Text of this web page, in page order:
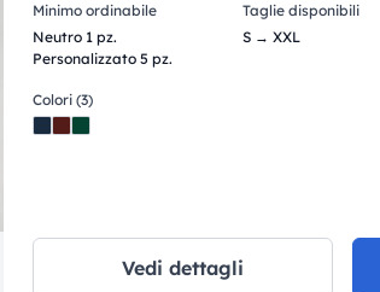
Minimo ordinabile
Neutro 1 pz.
Personalizzato 5 pz.
Taglie disponibili
S → XXL
Colori (3)
Vedi dettagli